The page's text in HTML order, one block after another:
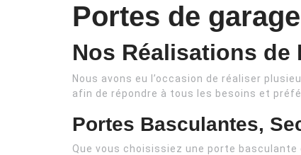
Portes de garage
Nos Réalisations de
Nous avons eu l’occasion de réaliser
afin de répondre à tous les besoins et
Portes Basculantes,
Que vous choisissiez une porte